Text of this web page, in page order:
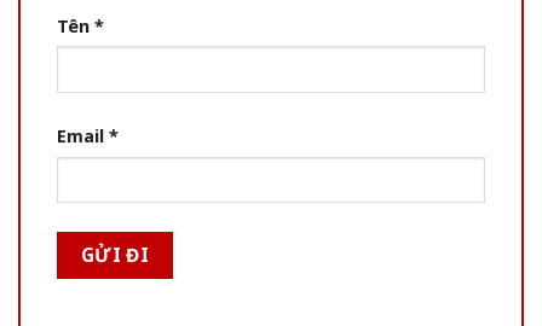
Tên *
Email *